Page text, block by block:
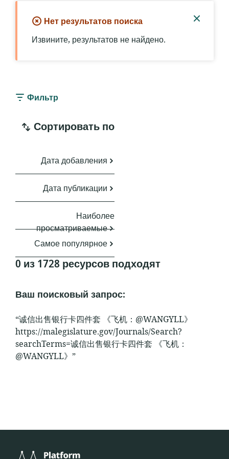
Нет результатов поиска
Извините, результатов не найдено.
Фильтр
Сортировать по
Дата добавления
Дата публикации
Наиболее
просматриваемые
Самое популярное
0 из 1728 ресурсов подходят
Ваш поисковый запрос:
“诚信出售银行卡四件套 《飞机：@WANGYLL》
https://malegislature.gov/Journals/Search?
searchTerms=诚信出售银行卡四件套 《飞机：
@WANGYLL》”